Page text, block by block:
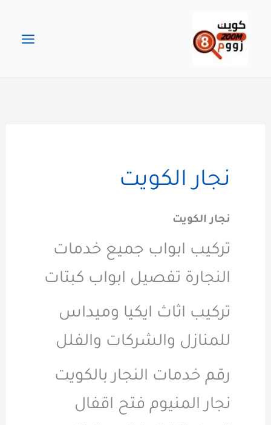
المحتوى
نجار الكويت
نجار الكويت
تركيب ابواب جميع خدمات
النجارة تفصيل ابواب كبتات
تركيب اثاث ايكيا وميداس
للمنازل والشركات والفلل
رقم خدمات النجار بالكويت
نجار المنيوم فتح اقفال